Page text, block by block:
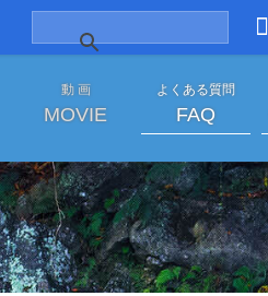
動 画
MOVIE
よくある質問
FAQ